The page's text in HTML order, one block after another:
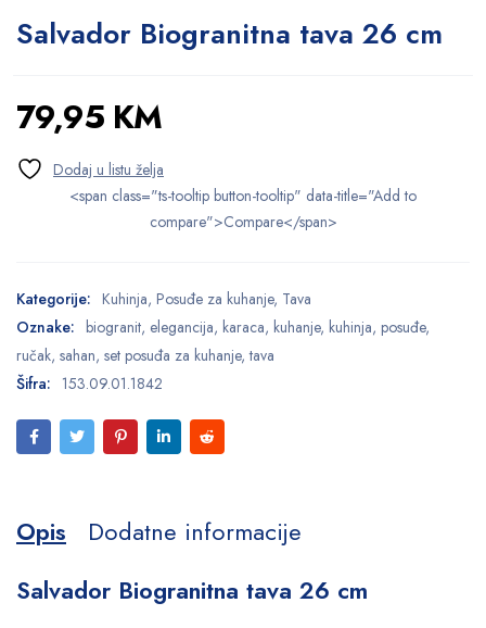
Salvador Biogranitna tava 26 cm
79,95 KM
<span class="ts-tooltip button-tooltip" data-title="Add to
compare">Compare</span>
Kategorije: Kuhinja, Posuđe za kuhanje, Tava
Oznake: biogranit, elegancija, karaca, kuhanje, kuhinja, posuđe,
ručak, sahan, set posuđa za kuhanje,tava
Šifra: 153.09.01.1842
Opis
Dodatne informacije
Salvador Biogranitna tava 26 cm